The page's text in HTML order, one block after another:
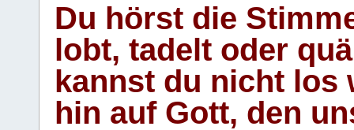
Du hörst die
lobt, tadelt oder
kannst du nicht los
hin auf Gott, den